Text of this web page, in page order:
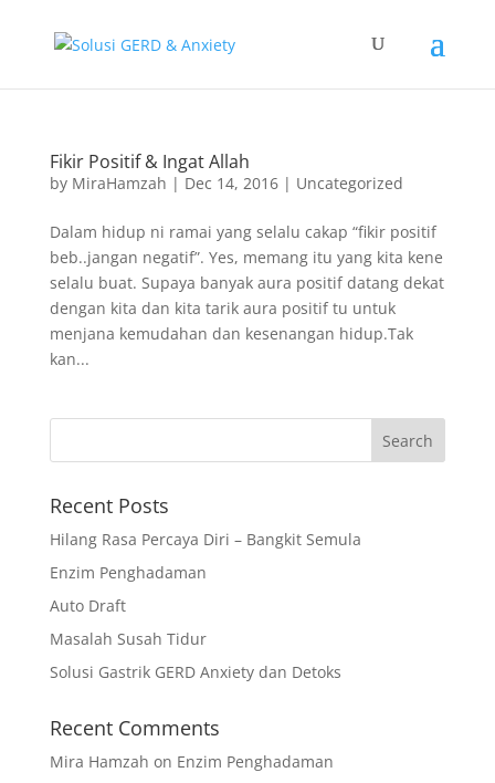
Fikir Positif & Ingat Allah
by MiraHamzah | Dec 14, 2016| Uncategorized
Dalam hidup ni ramai yang selalu cakap “fikir positif
beb..jangan negatif”. Yes, memang itu yang kita kene
selalu buat. Supaya banyak aura positif datang dekat
dengan kita dan kita tarik aura positif tu untuk
menjana kemudahan dan kesenangan hidup.Tak
kan...
Recent Posts
Hilang Rasa Percaya Diri – Bangkit Semula
Enzim Penghadaman
Auto Draft
Masalah Susah Tidur
Solusi Gastrik GERD Anxiety dan Detoks
Recent Comments
Mira Hamzah on Enzim Penghadaman